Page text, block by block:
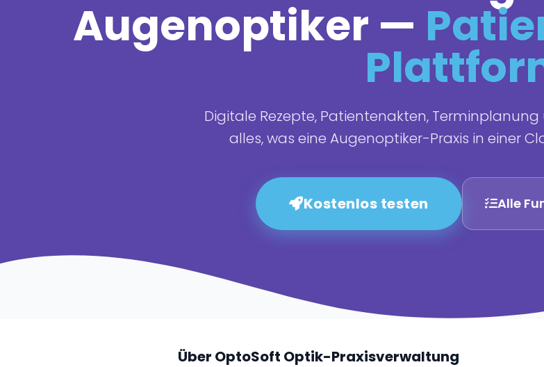
Augenoptiker —
Digitale Rezepte, Patientenakten,
alles, was eine Augenoptiker-Praxis in einer
Kostenlos testen Alle
Über OptoSoft Optik-Praxisverwaltung